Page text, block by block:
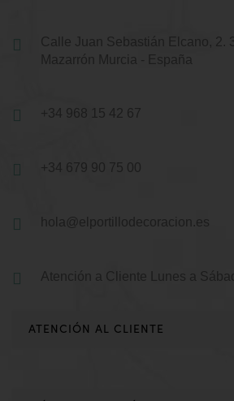
Calle Juan Sebastián Elcano, 2.
Mazarrón
Murcia - España
+34 968 15 42 67
+34 679 90 75 00
hola@elportillodecoracion.es
Atención a Cliente Lunes a
ATENCIÓN AL CLIENTE